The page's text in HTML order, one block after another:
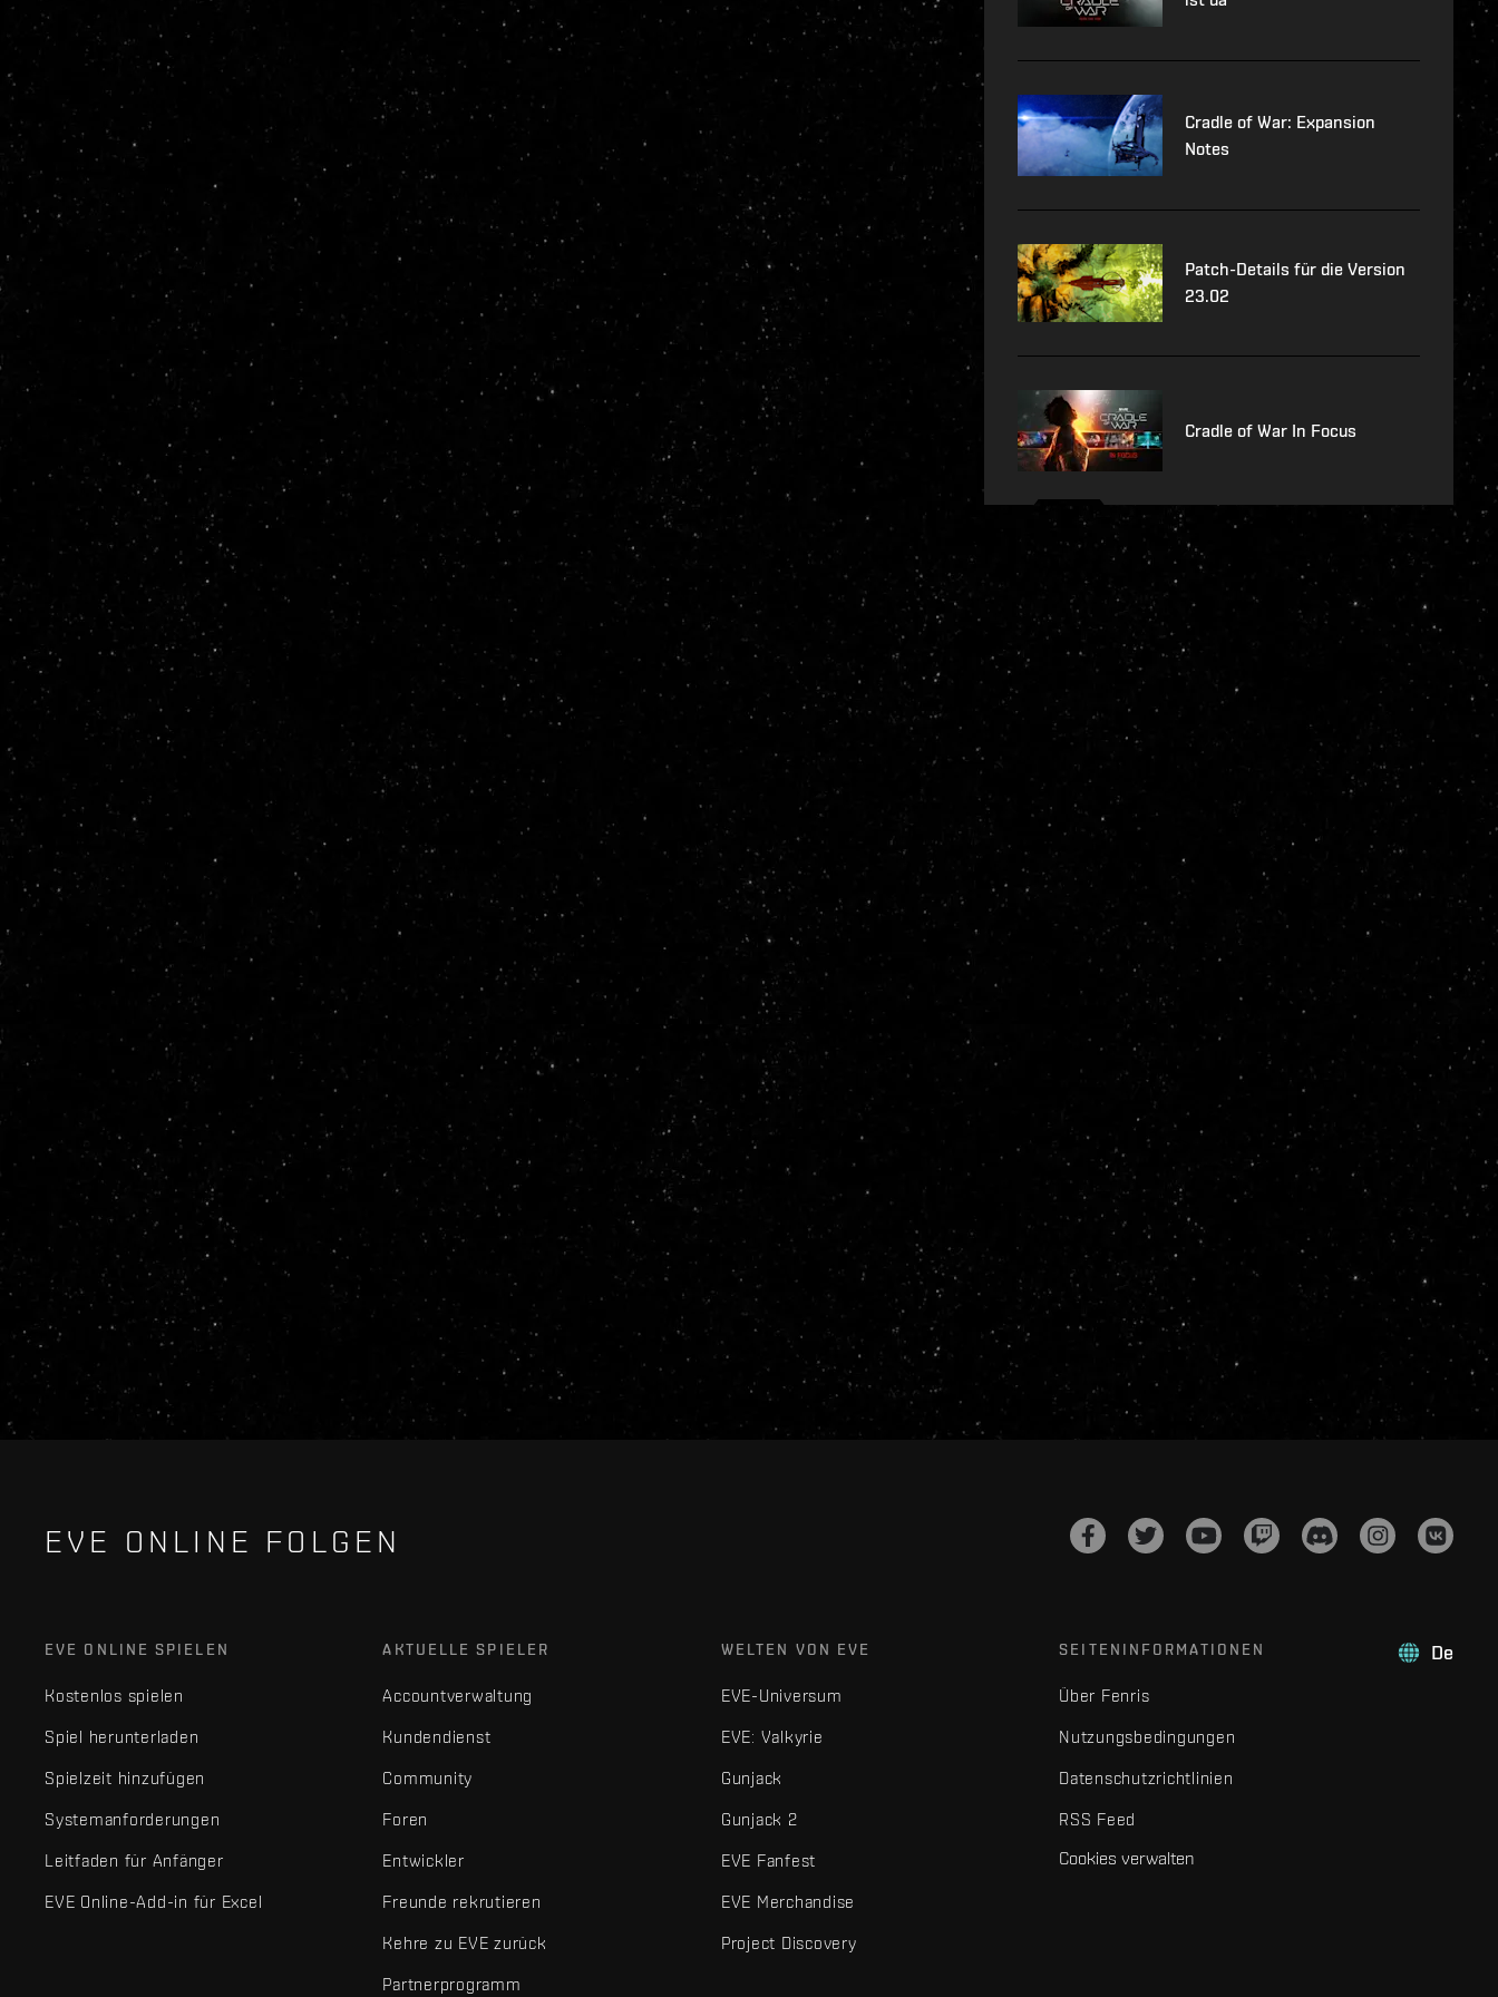
Cradle of War: Expansion
Notes
Patch-Details für die Version
23.02
Cradle of War In Focus
EVE ONLINE FOLGEN
De
EVE ONLINE SPIELEN
Kostenlos spielen
Spiel herunterladen
Spielzeit hinzufügen
Systemanforderungen
Leitfaden für Anfänger
EVE Online-Add-in für Excel
AKTUELLE SPIELER
Accountverwaltung
Kundendienst
Community
Foren
Entwickler
Freunde rekrutieren
Kehre zu EVE zurück
Partnerprogramm
WELTEN VON EVE
EVE-Universum
EVE: Valkyrie
Gunjack
Gunjack 2
EVE Fanfest
EVE Merchandise
Project Discovery
SEITENINFORMATIONEN
Über Fenris
Nutzungsbedingungen
Datenschutzrichtlinien
RSS Feed
Cookies verwalten